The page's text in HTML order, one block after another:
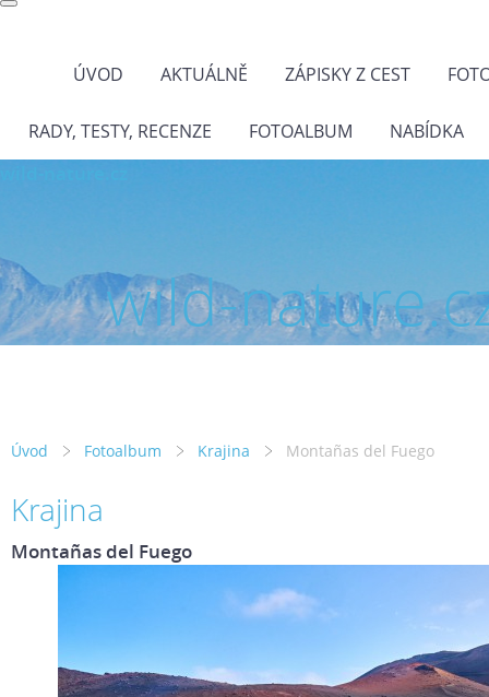
ÚVOD AKTUÁLNĚ ZÁPISKY Z CEST
RADY, TESTY, RECENZE FOTOALBUM NABÍDKA
wild-
Úvod Fotoalbum Krajina Montañas del Fuego
Krajina
Montañas del Fuego